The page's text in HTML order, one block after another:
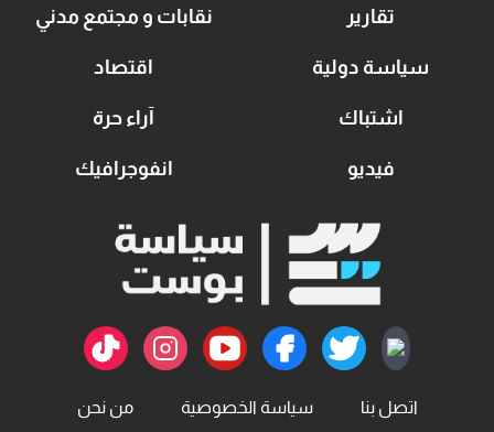
تقارير نقابات و مجتمع مدني
سياسة دولية اقتصاد
اشتباك آراء حرة
فيديو انفوجرافيك
اتصل بنا سياسة الخصوصية من نحن